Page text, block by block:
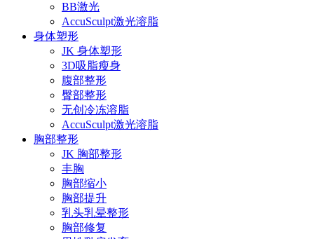
BB激光
AccuSculpt激光溶脂
身体塑形
JK 身体塑形
3D吸脂瘦身
腹部整形
臀部整形
无创冷冻溶脂
AccuSculpt激光溶脂
胸部整形
JK 胸部整形
丰胸
胸部缩小
胸部提升
乳头乳晕整形
胸部修复